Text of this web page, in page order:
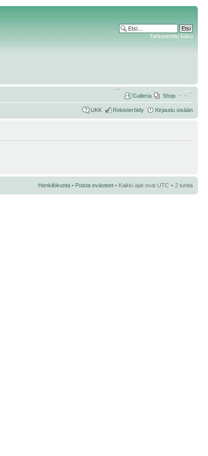
Tarkennettu haku
Shop
Galleria
UKK Rekisteröidy Kirjaudu sisään
Henkilökunta • Poista evästeet • Kaikki ajat ovat UTC + 2 tuntia